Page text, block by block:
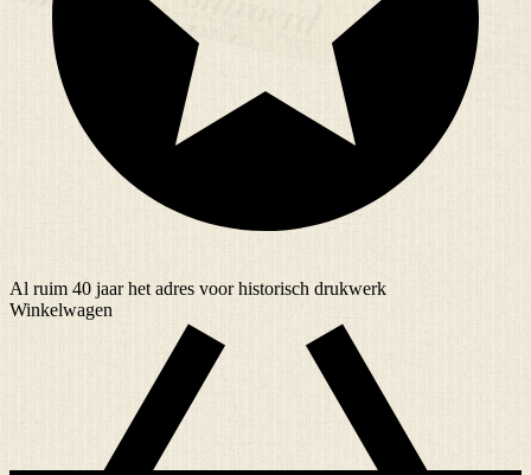
Al ruim 40 jaarhet adres voor historisch drukwerk
Winkelwagen